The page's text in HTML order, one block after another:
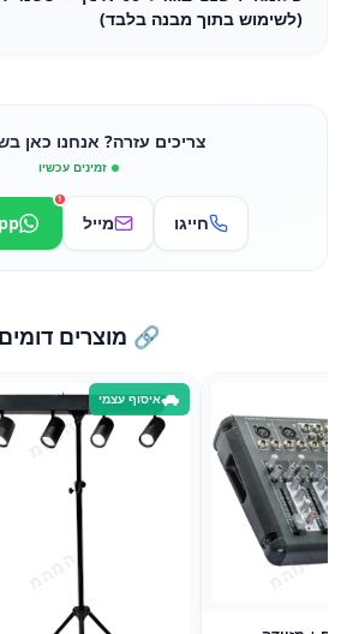
(לשימוש בתוך מבנה בלבד)
צריכים עזרה? אנחנו כאן
זמינים עכשיו
חייגו מייל
1
🔗 מוצרים דומים
איסוף עצמי